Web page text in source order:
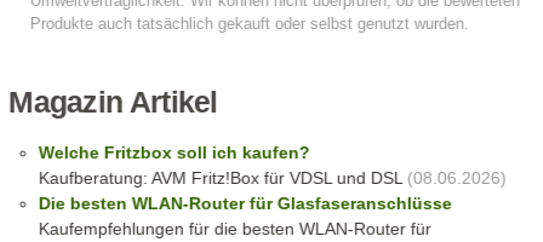
Magazin Artikel
Welche Fritzbox soll ich kaufen?
Kaufberatung: AVM Fritz!Box für VDSL und DSL (08.06.2026)
Die besten WLAN-Router für Glasfaseranschlüsse
Kaufempfehlungen für die besten WLAN-Router für